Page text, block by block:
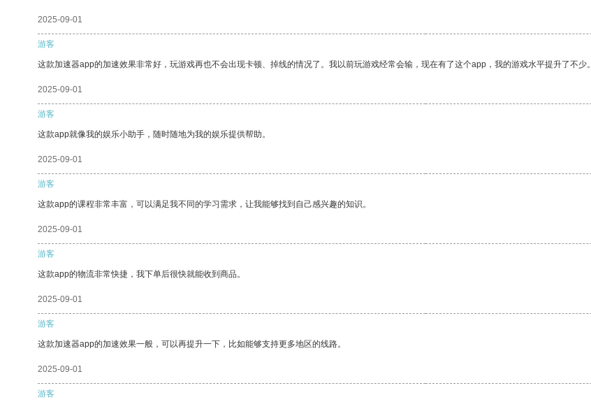
2025-09-01
游客
这款加速器app的加速效果非常好，玩游戏再也不会出现卡顿、掉线的情况了。我以前玩游戏经常会输，现在有了这个app，我的游戏水平提升了不少。
2025-09-01
游客
这款app就像我的娱乐小助手，随时随地为我的娱乐提供帮助。
2025-09-01
游客
这款app的课程非常丰富，可以满足我不同的学习需求，让我能够找到自己感兴趣的知识。
2025-09-01
游客
这款app的物流非常快捷，我下单后很快就能收到商品。
2025-09-01
游客
这款加速器app的加速效果一般，可以再提升一下，比如能够支持更多地区的线路。
2025-09-01
游客